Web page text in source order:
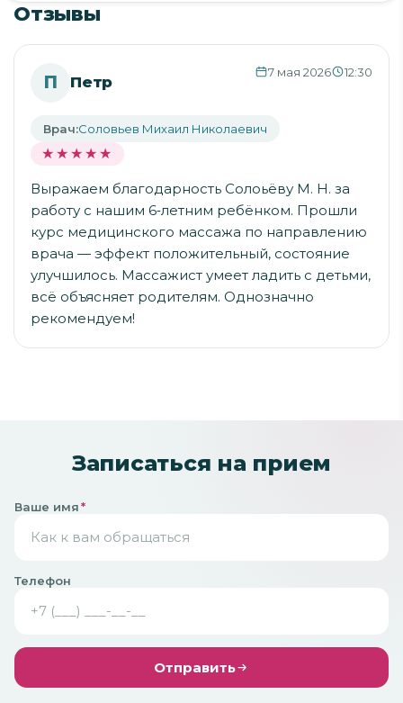
Отзывы
П Петр
7 мая 2026 12:30
Врач:Соловьев Михаил Николаевич
★★★★★
★★★★★
Выражаем благодарность Солоьёву М. Н. за
работу с нашим 6‑летним ребёнком. Прошли
курс медицинского массажа по направлению
врача — эффект положительный, состояние
улучшилось. Массажист умеет ладить с детьми,
всё объясняет родителям. Однозначно
рекомендуем!
Записаться на прием
Ваше имя*
Телефон
Отправить